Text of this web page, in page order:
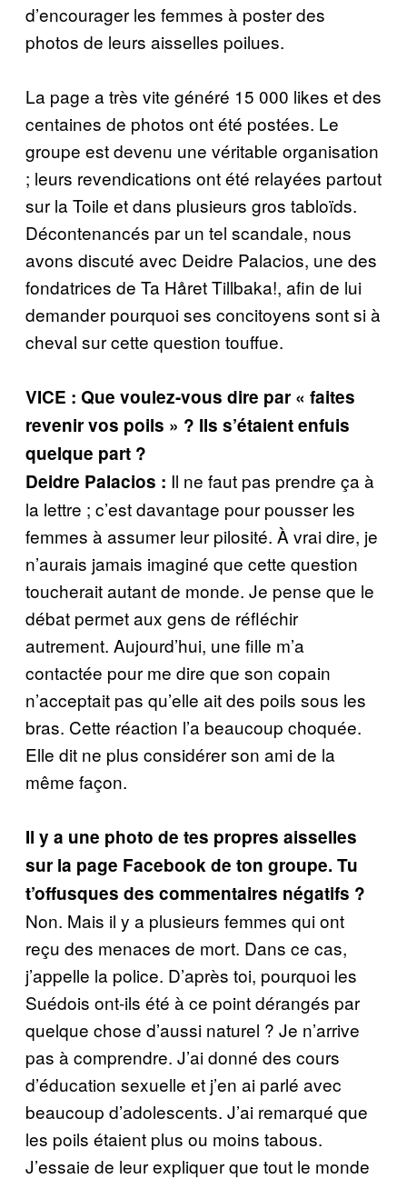
d’encourager les femmes à poster des
photos de leurs aisselles poilues.
La page a très vite généré 15 000 likes et des
centaines de photos ont été postées. Le
groupe est devenu une véritable organisation
; leurs revendications ont été relayées partout
sur la Toile et dans plusieurs gros tabloïds.
Décontenancés par un tel scandale, nous
avons discuté avec Deidre Palacios, une des
fondatrices de Ta Håret Tillbaka!, afin de lui
demander pourquoi ses concitoyens sont si à
cheval sur cette question touffue.
VICE : Que voulez-vous dire par « faites
revenir vos poils » ? Ils s’étaient enfuis
quelque part ?
Deidre Palacios : Il ne faut pas prendre ça à
la lettre ; c’est davantage pour pousser les
femmes à assumer leur pilosité. À vrai dire, je
n’aurais jamais imaginé que cette question
toucherait autant de monde. Je pense que le
débat permet aux gens de réfléchir
autrement. Aujourd’hui, une fille m’a
contactée pour me dire que son copain
n’acceptait pas qu’elle ait des poils sous les
bras. Cette réaction l’a beaucoup choquée.
Elle dit ne plus considérer son ami de la
même façon.
Il y a une photo de tes propres aisselles
sur la page Facebook de ton groupe. Tu
t’offusques des commentaires négatifs ?
Non. Mais il y a plusieurs femmes qui ont
reçu des menaces de mort. Dans ce cas,
j’appelle la police. D’après toi, pourquoi les
Suédois ont-ils été à ce point dérangés par
quelque chose d’aussi naturel ? Je n’arrive
pas à comprendre. J’ai donné des cours
d’éducation sexuelle et j’en ai parlé avec
beaucoup d’adolescents. J’ai remarqué que
les poils étaient plus ou moins tabous.
J’essaie de leur expliquer que tout le monde